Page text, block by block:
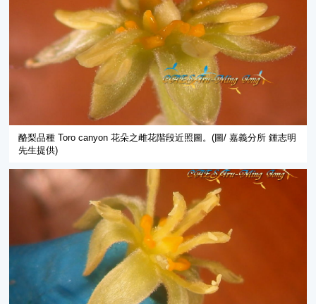
酪梨品種 Toro canyon 花朵之雌花階段近照圖。(圖/ 嘉義分所 鍾志明
先生提供)